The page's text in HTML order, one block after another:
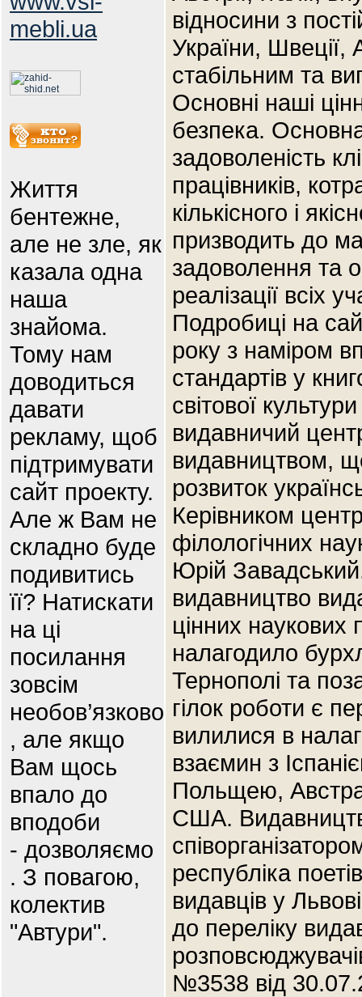
mebli.ua
Життя
бентежне,
але не зле, як
казала одна
наша
знайома.
Тому нам
доводиться
давати
рекламу, щоб
підтримувати
сайт проекту.
Але ж Вам не
складно буде
подивитись
її? Натискати
на ці
посилання
зовсім
необов’язково
, але якщо
Вам щось
впало до
вподоби
- дозволяємо
. З повагою,
колектив
"Автури".
відносини з
України, Швеції,
стабільним та
Основні наші
безпека.
задоволеність
працівників,
кількісного і
призводить до
задоволення та
реалізації всіх
Подробиці на
року з наміром
стандартів у
світової
видавничий
видавництвом,
розвиток
Керівником
філологічних
Юрій
видавництво
цінних наукових
налагодило
Тернополі та
гілок роботи є
вилилися в
взаємин з
Польщею,
США.
республіка
видавців у
до переліку
№3538 вiд